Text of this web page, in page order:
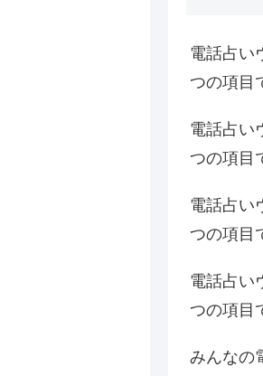
電話占い
つの項目
電話占い
つの項目
電話占い
つの項目
電話占い
つの項目
みんなの